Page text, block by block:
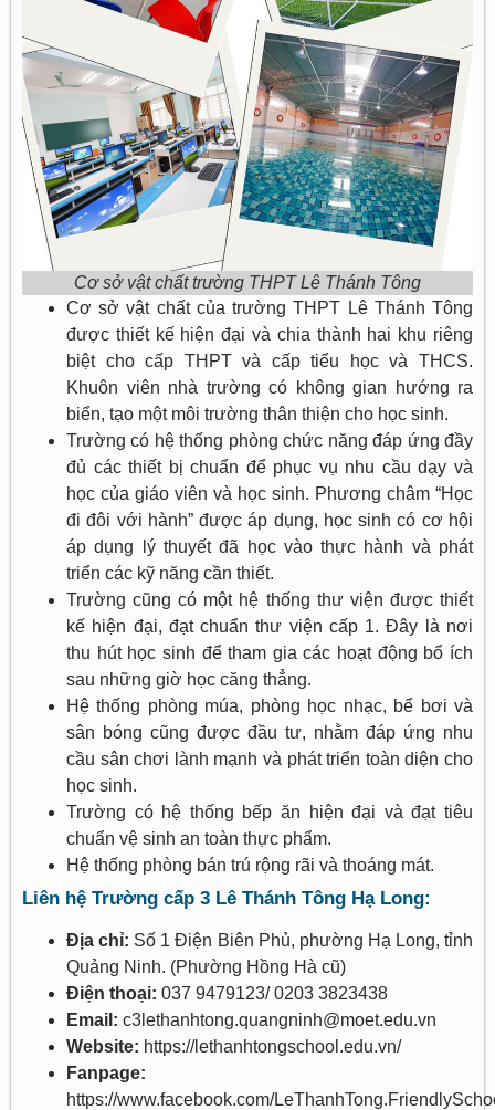
Cơ sở vật chất trường THPT Lê Thánh Tông
Cơ sở vật chất của trường THPT Lê Thánh Tông
được thiết kế hiện đại và chia thành hai khu riêng
biệt cho cấp THPT và cấp tiểu học và THCS.
Khuôn viên nhà trường có không gian hướng ra
biển, tạo một môi trường thân thiện cho học sinh.
Trường có hệ thống phòng chức năng đáp ứng đầy
đủ các thiết bị chuẩn để phục vụ nhu cầu dạy và
học của giáo viên và học sinh. Phương châm “Học
đi đôi với hành” được áp dụng, học sinh có cơ hội
áp dụng lý thuyết đã học vào thực hành và phát
triển các kỹ năng cần thiết.
Trường cũng có một hệ thống thư viện được thiết
kế hiện đại, đạt chuẩn thư viện cấp 1. Đây là nơi
thu hút học sinh để tham gia các hoạt động bổ ích
sau những giờ học căng thẳng.
Hệ thống phòng múa, phòng học nhạc, bể bơi và
sân bóng cũng được đầu tư, nhằm đáp ứng nhu
cầu sân chơi lành mạnh và phát triển toàn diện cho
học sinh.
Trường có hệ thống bếp ăn hiện đại và đạt tiêu
chuẩn vệ sinh an toàn thực phẩm.
Hệ thống phòng bán trú rộng rãi và thoáng mát.
Liên hệ Trường cấp 3 Lê Thánh Tông Hạ Long:
Địa chỉ: Số 1 Điện Biên Phủ, phường Hạ Long, tỉnh
Quảng Ninh. (Phường Hồng Hà cũ)
Điện thoại: 037 9479123/ 0203 3823438
Email: c3lethanhtong.quangninh@moet.edu.vn
Website: https://lethanhtongschool.edu.vn/
Fanpage:
https://www.facebook.com/